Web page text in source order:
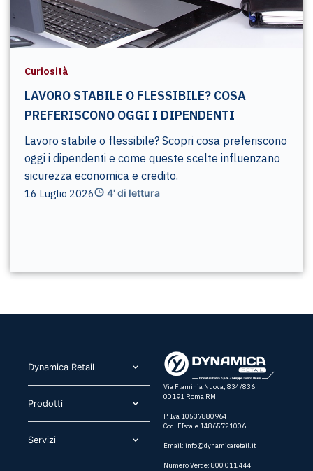
Curiosità
LAVORO STABILE O FLESSIBILE? COSA
PREFERISCONO OGGI I DIPENDENTI
Lavoro stabile o flessibile? Scopri cosa preferiscono
oggi i dipendenti e come queste scelte influenzano
sicurezza economica e credito.
16 Luglio 2026 4' di lettura
Dynamica Retail​
Prodotti​
Servizi​
Via Flaminia Nuova, 834/836
00191 Roma RM
P. Iva 10537880964
Cod. FIscale 14865721006
Email: info@dynamicaretail.it
Numero Verde: 800 011 444